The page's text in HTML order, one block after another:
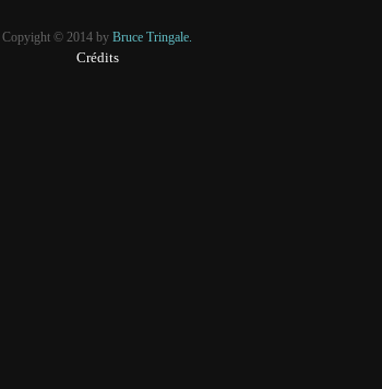
Copyight © 2014 by Bruce Tringale.
Crédits